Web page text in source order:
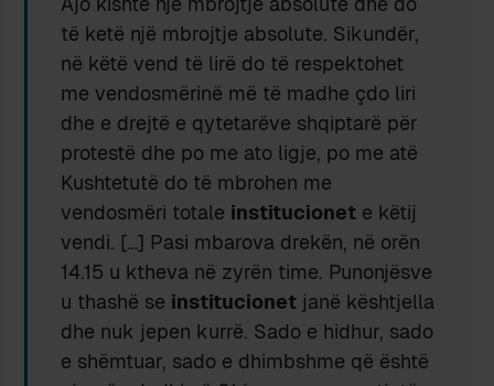
të ketë një mbrojtje absolute. Sikundër,
në këtë vend të lirë do të respektohet
me vendosmërinë më të madhe çdo liri
dhe e drejtë e qytetarëve shqiptarë për
protestë dhe po me ato ligje, po me atë
Kushtetutë do të mbrohen me
vendosmëri totale institucionet e këtij
vendi. […] Pasi mbarova drekën, në orën
14.15 u ktheva në zyrën time. Punonjësve
u thashë se institucionet janë kështjella
dhe nuk jepen kurrë. Sado e hidhur, sado
e shëmtuar, sado e dhimbshme që është